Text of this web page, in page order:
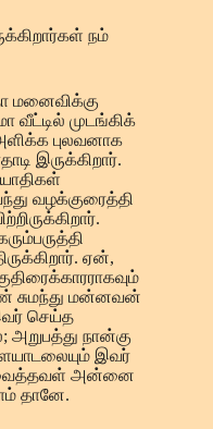
நம்
மனைவிக்கு
வீட்டில் முடங்கிக்
புலவனாக
இருக்கிறார்.
வழக்குரைத்தி
ஏன்,
சுமந்து மன்னவன்
இவர் செய்த
நான்கு
இவர்
அன்னை
தானே.